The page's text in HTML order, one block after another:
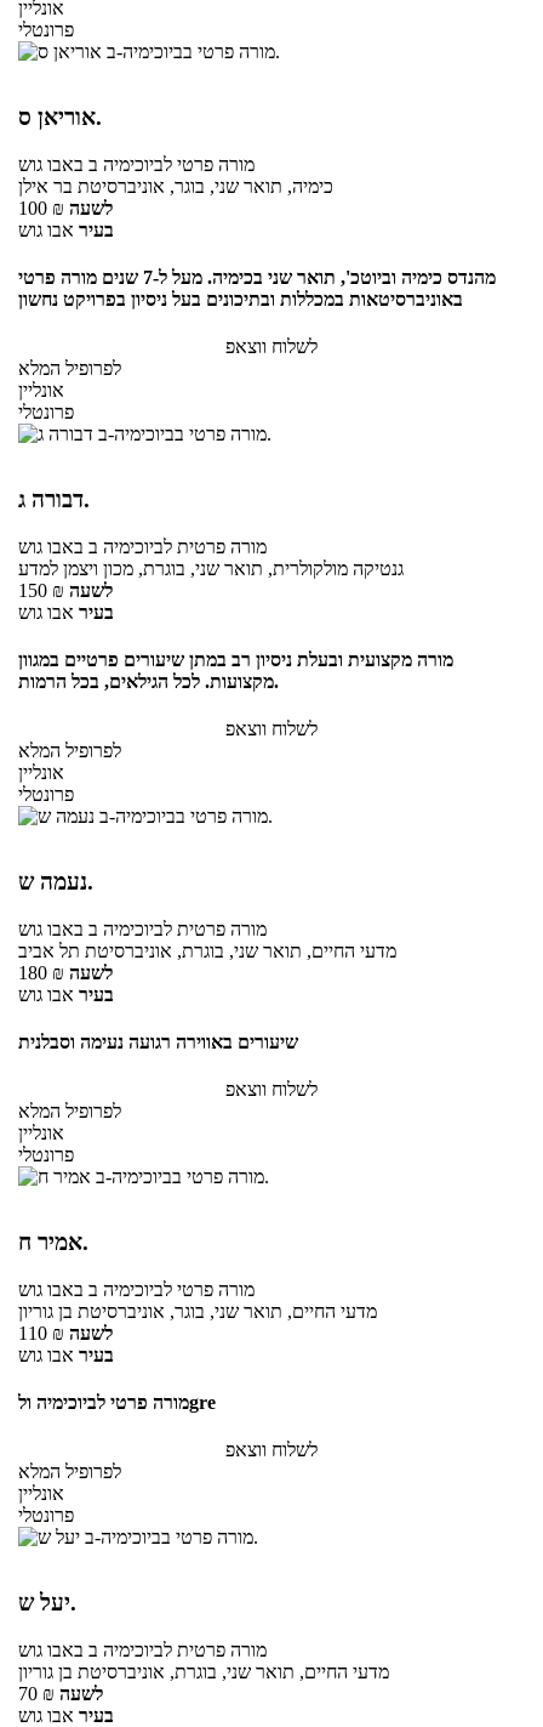
אונליין
פרונטלי
אוריאן ס.
מורה פרטי לביוכימיה ב באבו גוש
כימיה, תואר שני, בוגר, אוניברסיטת בר אילן
100 ₪ לשעה
בעיר אבו גוש
מהנדס כימיה וביוטכ', תואר שני בכימיה. מעל ל-7 שנים מורה פרטי
באוניברסיטאות במכללות ובתיכונים בעל ניסיון בפרויקט נחשון
לשלוח ווצאפ
לפרופיל המלא
אונליין
פרונטלי
דבורה ג.
מורה פרטית לביוכימיה ב באבו גוש
גנטיקה מולקולרית, תואר שני, בוגרת, מכון ויצמן למדע
150 ₪ לשעה
בעיר אבו גוש
מורה מקצועית ובעלת ניסיון רב במתן שיעורים פרטיים במגוון
מקצועות. לכל הגילאים, בכל הרמות.
לשלוח ווצאפ
לפרופיל המלא
אונליין
פרונטלי
נעמה ש.
מורה פרטית לביוכימיה ב באבו גוש
מדעי החיים, תואר שני, בוגרת, אוניברסיטת תל אביב
180 ₪ לשעה
בעיר אבו גוש
שיעורים באווירה רגועה נעימה וסבלנית
לשלוח ווצאפ
לפרופיל המלא
אונליין
פרונטלי
אמיר ח.
מורה פרטי לביוכימיה ב באבו גוש
מדעי החיים, תואר שני, בוגר, אוניברסיטת בן גוריון
110 ₪ לשעה
בעיר אבו גוש
מורה פרטי לביוכימיה ולgre
לשלוח ווצאפ
לפרופיל המלא
אונליין
פרונטלי
יעל ש.
מורה פרטית לביוכימיה ב באבו גוש
מדעי החיים, תואר שני, בוגרת, אוניברסיטת בן גוריון
70 ₪ לשעה
בעיר אבו גוש